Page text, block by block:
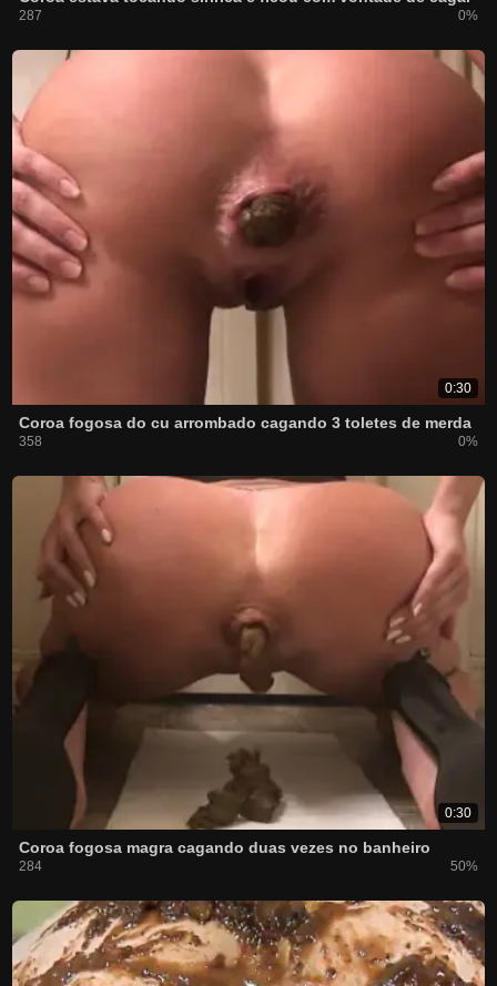
287 0%
0:30
Coroa fogosa do cu arrombado cagando 3 toletes de merda
358 0%
0:30
Coroa fogosa magra cagando duas vezes no banheiro
284 50%